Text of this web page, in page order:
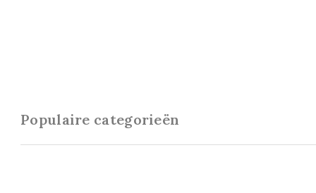
Populaire categorieën